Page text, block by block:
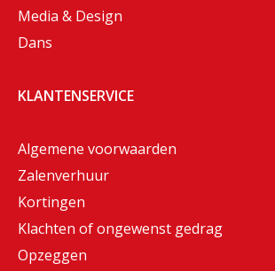
Media & Design
Dans
KLANTENSERVICE
Algemene voorwaarden
Zalenverhuur
Kortingen
Klachten of ongewenst gedrag
Opzeggen